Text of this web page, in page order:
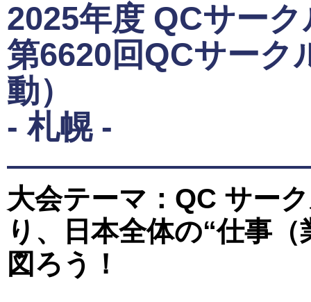
2025年度 QCサー
第6620回QCサーク
動）
- 札幌 -
大会テーマ：QC サー
り、日本全体の“仕事
図ろう！